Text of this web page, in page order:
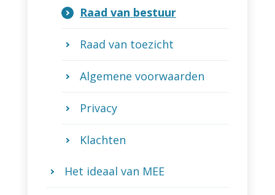
Raad van bestuur
Raad van toezicht
Algemene voorwaarden
Privacy
Klachten
Het ideaal van MEE